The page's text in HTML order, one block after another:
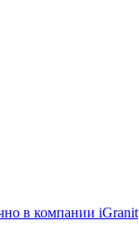
в компании iGranit